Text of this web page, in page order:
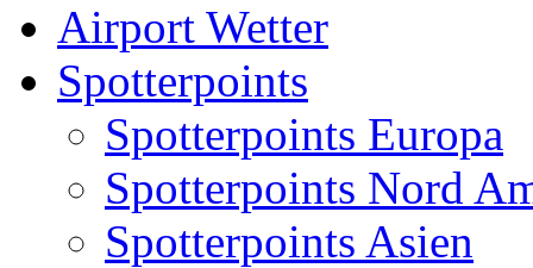
Airport Wetter
Spotterpoints
Spotterpoints Europa
Spotterpoints Nord
Spotterpoints Asien